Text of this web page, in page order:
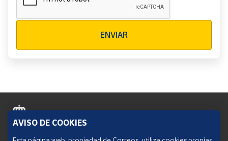
ENVIAR
Política de cookies
AVISO DE COOKIES